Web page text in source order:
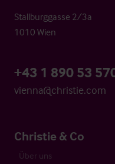
Stallburggasse 2/3a
1010 Wien
+43 1 890 53
vienna@christie.com
Christie & Co
Über uns